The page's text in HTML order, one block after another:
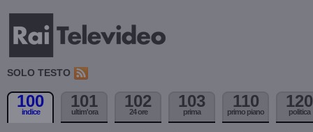
SOLO TESTO
100
indice
101
ultim'ora
102
24 ore
103
prima
110
primo piano
120
politica